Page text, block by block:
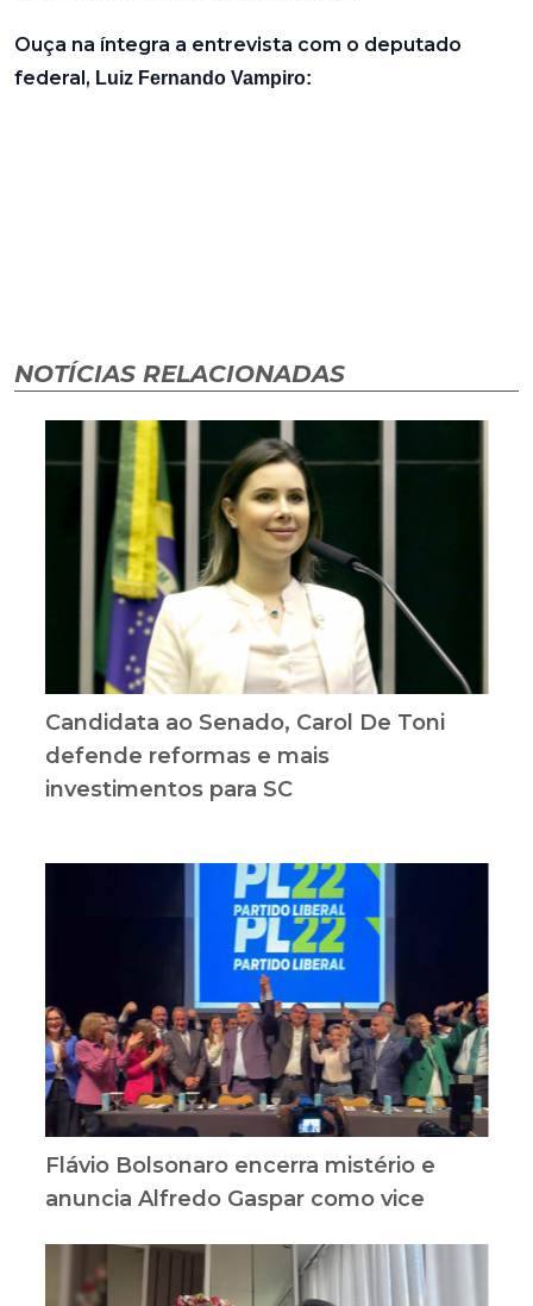
Ouça na íntegra a entrevista com o deputado
federal, Luiz Fernando Vampiro:
NOTÍCIAS RELACIONADAS
Candidata ao Senado, Carol De Toni
defende reformas e mais
investimentos para SC
Flávio Bolsonaro encerra mistério e
anuncia Alfredo Gaspar como vice